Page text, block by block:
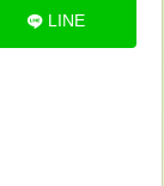
LINE